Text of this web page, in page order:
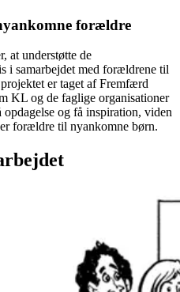
forældre
at understøtte de
i samarbejdet med forældrene til
er taget af Fremfærd
KL og de faglige organisationer
og få inspiration, viden
forældre til nyankomne børn.